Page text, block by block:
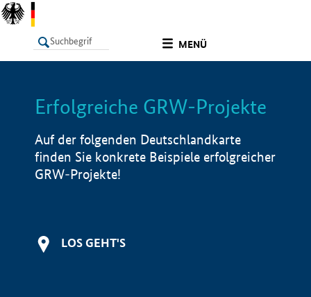
MENÜ
LISTE Info
Erfolgreiche GRW-Projekte
Auf der folgenden Deutschlandkarte
finden Sie konkrete Beispiele erfolgreicher
GRW-Projekte!
LOS GEHT'S